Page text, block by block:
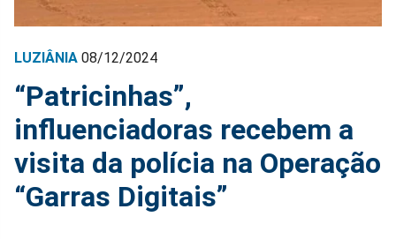
LUZIÂNIA 08/12/2024
“Patricinhas”,
influenciadoras recebem a
visita da polícia na Operação
“Garras Digitais”